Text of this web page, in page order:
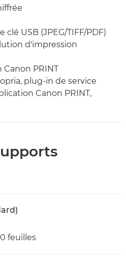
USB (JPEG/TIFF/PDF)
d'impression
Canon PRINT
plug-in de service
Canon PRINT,
feuilles